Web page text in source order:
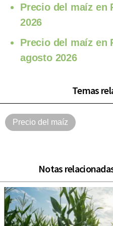
Precio del maíz en
2026
Precio del maíz en
agosto 2026
Temas
Precio del maíz
Notas